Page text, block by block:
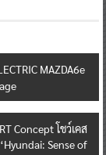
MAZDA6e
Concept โชว์เคส
Sense of